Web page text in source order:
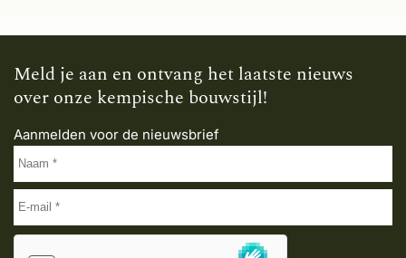
Meld je aan en ontvang het laatste nieuws
over onze kempische bouwstijl!
Aanmelden voor de nieuwsbrief